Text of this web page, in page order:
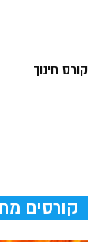
קורס חינוך
קורסים